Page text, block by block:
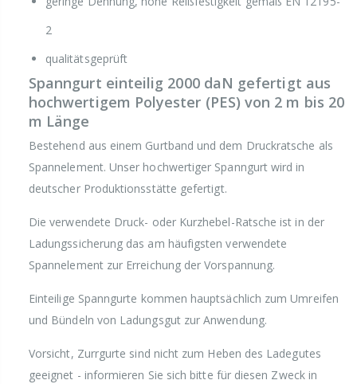
2
qualitätsgeprüft
Spanngurt einteilig 2000 daN gefertigt aus
hochwertigem Polyester (PES) von 2 m bis 20
m Länge
Bestehend aus einem Gurtband und dem Druckratsche als
Spannelement. Unser hochwertiger Spanngurt wird in
deutscher Produktionsstätte gefertigt.
Die verwendete Druck- oder Kurzhebel-Ratsche ist in der
Ladungssicherung das am häufigsten verwendete
Spannelement zur Erreichung der Vorspannung.
Einteilige Spanngurte kommen hauptsächlich zum Umreifen
und Bündeln von Ladungsgut zur Anwendung.
Vorsicht, Zurrgurte sind nicht zum Heben des Ladegutes
geeignet - informieren Sie sich bitte für diesen Zweck in